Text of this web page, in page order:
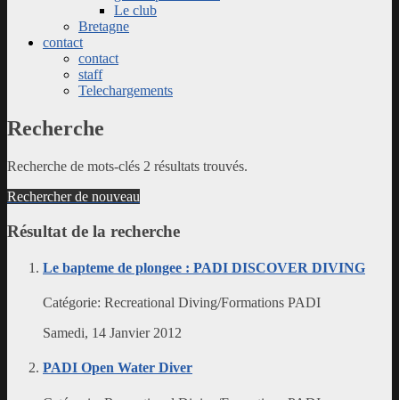
Le club
Bretagne
contact
contact
staff
Telechargements
Recherche
Recherche de mots-clés 2 résultats trouvés.
Rechercher de nouveau
Résultat de la recherche
Le bapteme de plongee : PADI DISCOVER DIVING
Catégorie: Recreational Diving/Formations PADI
Samedi, 14 Janvier 2012
PADI Open Water Diver